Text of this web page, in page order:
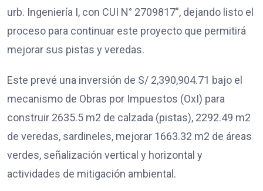
urb. Ingeniería I, con CUI N° 2709817”, dejando listo el
proceso para continuar este proyecto que permitirá
mejorar sus pistas y veredas.
Este prevé una inversión de S/ 2,390,904.71 bajo el
mecanismo de Obras por Impuestos (OxI) para
construir 2635.5 m2 de calzada (pistas), 2292.49 m2
de veredas, sardineles, mejorar 1663.32 m2 de áreas
verdes, señalización vertical y horizontal y
actividades de mitigación ambiental.